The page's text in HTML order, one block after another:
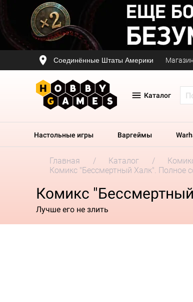
Соединённые Штаты Америки
Каталог
Настольные игры Варгеймы
Главная Каталог
Комикс "Бессмертный Халк". Полное
Комикс
Лучше его не злить